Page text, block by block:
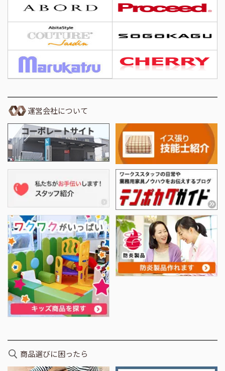
運営会社について
商品選びに困ったら